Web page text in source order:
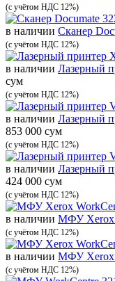
(с учётом НДС 12%)
в наличии Сканер
(с учётом НДС 12%)
в наличии Лазерный
сум
(с учётом НДС 12%)
в наличии Лазерный
853 000 сум
(с учётом НДС 12%)
в наличии Лазерный
424 000 сум
(с учётом НДС 12%)
в наличии МФУ Xerox
(с учётом НДС 12%)
в наличии МФУ Xerox
(с учётом НДС 12%)